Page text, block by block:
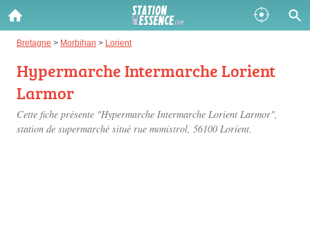
Bretagne > Morbihan > Lorient
Hypermarche Intermarche Lorient
Larmor
Cette fiche présente "Hypermarche Intermarche Lorient Larmor",
station de supermarché situé rue monistrol, 56100 Lorient.
Gazole :
Disponible Épuisé
SP 98 :
Disponible Épuisé